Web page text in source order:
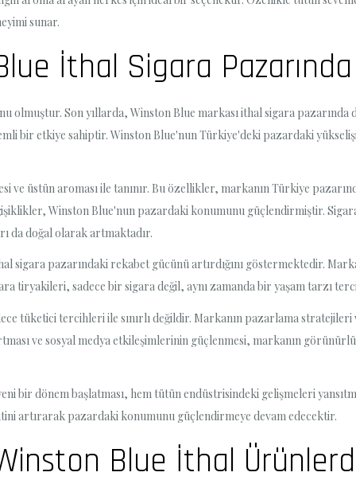
sunar.
İthal Sigara
olmuştur. Son yıllarda, Winston Blue markası ithal sigara pazarında
bir etkiye sahiptir. Winston Blue'nun Türkiye'deki pazardaki
üstün aroması ile tanınır. Bu özellikler, markanın Türkiye
Winston Blue'nun pazardaki konumunu güçlendirmiştir.
da doğal olarak artmaktadır.
sigara pazarındaki rekabet gücünü artırdığını göstermektedir.
tiryakileri, sadece bir sigara değil, aynı zamanda bir yaşam tarzı
tüketici tercihleri ile sınırlı değildir. Markanın pazarlama stratejileri
ve sosyal medya etkileşimlerinin güçlenmesi, markanın
bir dönem başlatması, hem tütün endüstrisindeki gelişmeleri
artırarak pazardaki konumunu güçlendirmeye devam edecektir.
Blue İthal